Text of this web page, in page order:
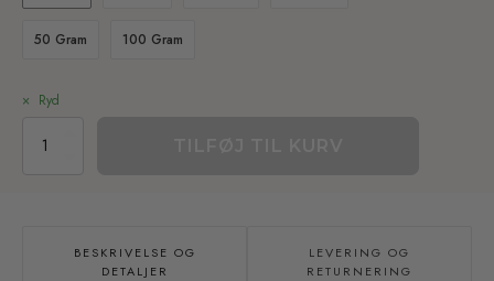
50 Gram 100 Gram
Ryd
THCa
Topskud
BESKRIVELSE OG
DETALJER
LEVERING OG
RETURNERING